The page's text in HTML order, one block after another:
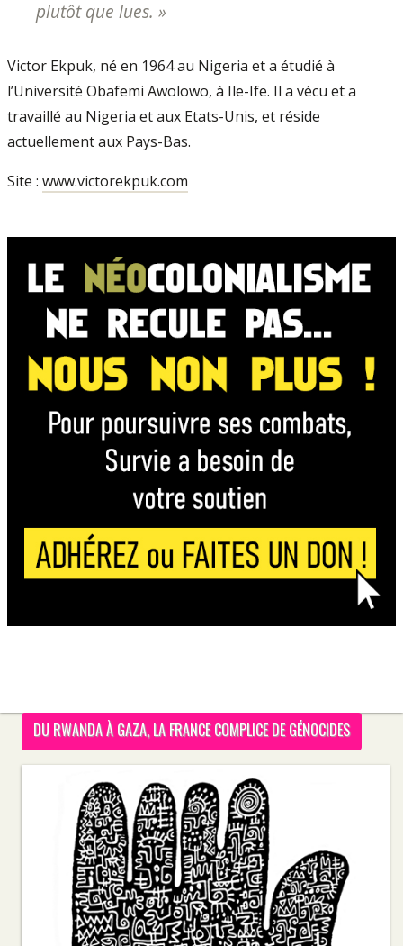
plutôt que lues. »
Victor Ekpuk, né en 1964 au Nigeria et a étudié à
l’Université Obafemi Awolowo, à Ile-Ife. Il a vécu et a
travaillé au Nigeria et aux Etats-Unis, et réside
actuellement aux Pays-Bas.
Site : www.victorekpuk.com
DU RWANDA À GAZA, LA FRANCE COMPLICE DE GÉNOCIDES